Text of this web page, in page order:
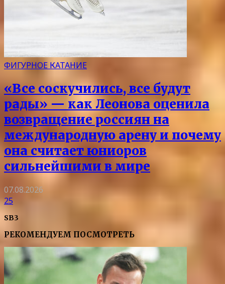
ФИГУРНОЕ КАТАНИЕ
«Все соскучились, все будут
рады» — как Леонова оценила
возвращение россиян на
международную арену и почему
она считает юниоров
сильнейшими в мире
07.08.2026
25
SB3
РЕКОМЕНДУЕМ ПОСМОТРЕТЬ